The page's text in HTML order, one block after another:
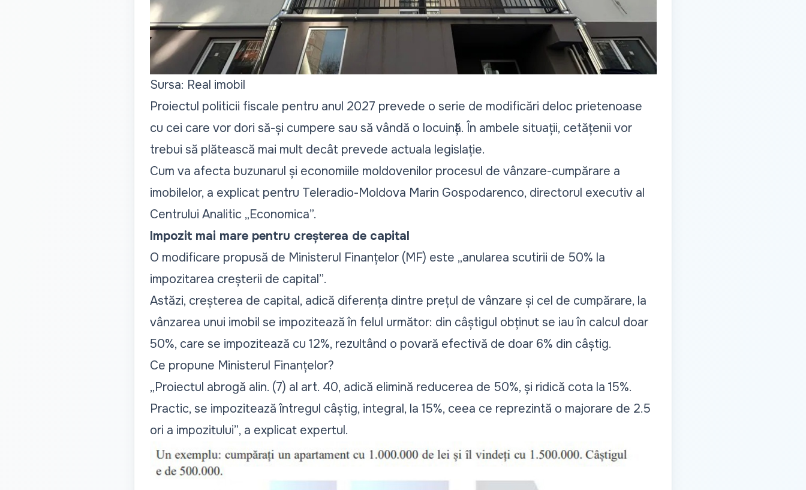
Sursa: Real imobil
Proiectul politicii fiscale pentru anul 2027 prevede o serie de modificări deloc prietenoase
cu cei care vor dori să-și cumpere sau să vândă o locuință. În ambele situații, cetățenii vor
trebui să plătească mai mult decât prevede actuala legislație.
Cum va afecta buzunarul și economiile moldovenilor procesul de vânzare-cumpărare a
imobilelor, a explicat pentru Teleradio-Moldova Marin Gospodarenco, directorul executiv al
Centrului Analitic „Economica”.
Impozit mai mare pentru creșterea de capital
O modificare propusă de Ministerul Finanțelor (MF) este „anularea scutirii de 50% la
impozitarea creșterii de capital”.
Astăzi, creșterea de capital, adică diferența dintre prețul de vânzare și cel de cumpărare, la
vânzarea unui imobil se impozitează în felul următor: din câștigul obținut se iau în calcul doar
50%, care se impozitează cu 12%, rezultând o povară efectivă de doar 6% din câștig.
Ce propune Ministerul Finanțelor?
„Proiectul abrogă alin. (7) al art. 40, adică elimină reducerea de 50%, și ridică cota la 15%.
Practic, se impozitează întregul câștig, integral, la 15%, ceea ce reprezintă o majorare de 2.5
ori a impozitului”, a explicat expertul.